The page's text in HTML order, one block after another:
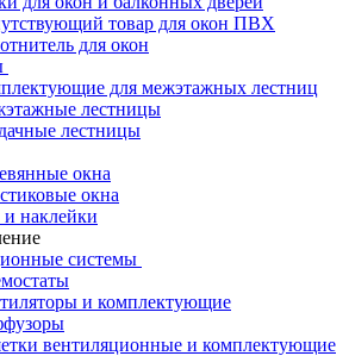
товар для окон ПВХ
для окон
для межэтажных лестниц
лестницы
лестницы
окна
окна
наклейки
системы
и комплектующие
вентиляционные и комплектующие